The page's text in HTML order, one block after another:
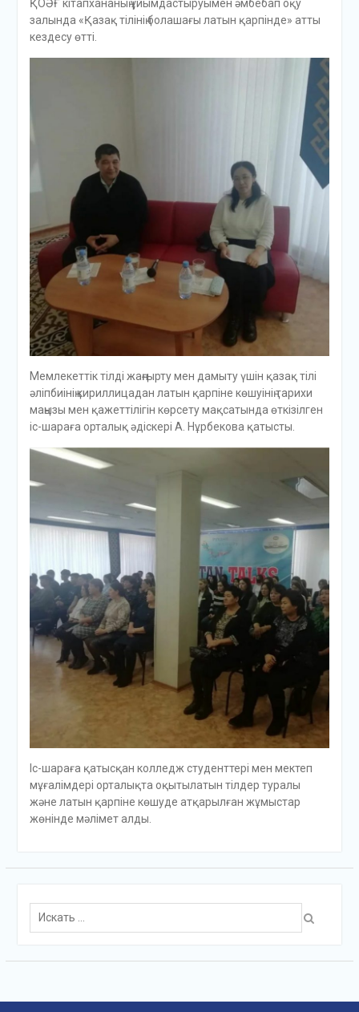
ҚОӘҒ кітапхананың ұйымдастыруымен әмбебап оқу
залында «Қазақ тілінің болашағы латын қарпінде» атты
кездесу өтті.
Мемлекеттік тілді жаңғырту мен дамыту үшін қазақ тілі
әліпбиінің кириллицадан латын қарпіне көшуінің тарихи
маңызы мен қажеттілігін көрсету мақсатында өткізілген
іс-шараға орталық әдіскері А. Нұрбекова қатысты.
Іс-шараға қатысқан колледж студенттері мен мектеп
мұғалімдері орталықта оқытылатын тілдер туралы
және латын қарпіне көшуде атқарылған жұмыстар
жөнінде мәлімет алды.
Поиск
для: